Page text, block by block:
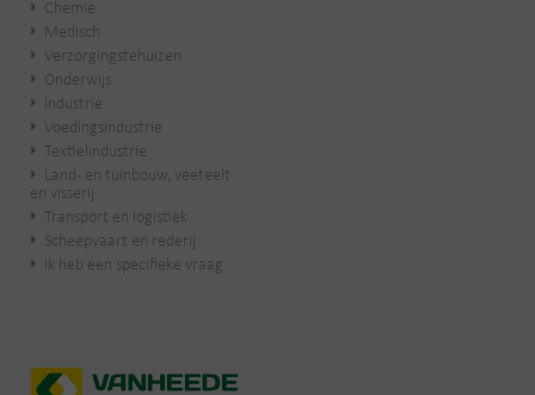
Chemie
Medisch
Verzorgingstehuizen
Onderwijs
Industrie
Voedingsindustrie
Textielindustrie
Land- en tuinbouw, veeteelt
en visserij
Transport en logistiek
Scheepvaart en rederij
Ik heb een specifieke vraag